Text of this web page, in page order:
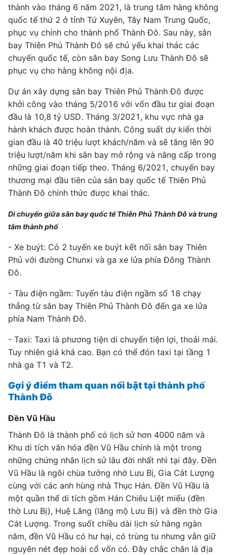
thành vào tháng 6 năm 2021, là trung tâm hàng không
quốc tế thứ 2 ở tỉnh Tứ Xuyên, Tây Nam Trung Quốc,
phục vụ chính cho thành phố Thành Đô. Sau này, sân
bay Thiên Phủ Thành Đô sẽ chủ yếu khai thác các
chuyến quốc tế, còn sân bay Song Lưu Thành Đô sẽ
phục vụ cho hàng không nội địa.
Dự án xây dựng sân bay Thiên Phủ Thành Đô được
khởi công vào tháng 5/2016 với vốn đầu tư giai đoạn
đầu là 10,8 tỷ USD. Tháng 3/2021, khu vực nhà ga
hành khách được hoàn thành. Công suất dự kiến thời
gian đầu là 40 triệu lượt khách/năm và sẽ tăng lên 90
triệu lượt/năm khi sân bay mở rộng và nâng cấp trong
những giai đoạn tiếp theo. Tháng 6/2021, chuyến bay
thương mại đầu tiên của sân bay quốc tế Thiên Phủ
Thành Đô chính thức được khai thác.
Di chuyển giữa sân bay quốc tế Thiên Phủ Thành Đô và trung
tâm thành phố
- Xe buýt: Có 2 tuyến xe buýt kết nối sân bay Thiên
Phủ với đường Chunxi và ga xe lửa phía Đông Thành
Đô.
- Tàu điện ngầm: Tuyến tàu điện ngầm số 18 chạy
thẳng từ sân bay Thiên Phủ Thành Đô đến ga xe lửa
phía Nam Thành Đô.
- Taxi: Taxi là phương tiện di chuyển tiện lợi, thoải mái.
Tuy nhiên giá khá cao. Bạn có thể đón taxi tại tầng 1
nhà ga T1 và T2.
Gợi ý điểm tham quan nổi bật tại thành phố
Thành Đô
Đền Vũ Hầu
Thành Đô là thành phố có lịch sử hơn 4000 năm và
Khu di tích văn hóa đền Vũ Hầu chính là một trong
những chứng nhân lịch sử lâu đời nhất nhì tại đây. Đền
Vũ Hầu là ngôi chùa tưởng nhớ Lưu Bị, Gia Cát Lượng
cùng với các anh hùng nhà Thục Hán. Đền Vũ Hầu là
một quần thể di tích gồm Hán Chiêu Liệt miếu (đền
thờ Lưu Bị), Huệ Lăng (lăng mộ Lưu Bị) và đền thờ Gia
Cát Lượng. Trong suốt chiều dài lịch sử hàng ngàn
năm, đền Vũ Hầu có hư hại, có trùng tu nhưng vẫn giữ
nguyên nét đẹp hoài cổ vốn có. Đây chắc chắn là địa